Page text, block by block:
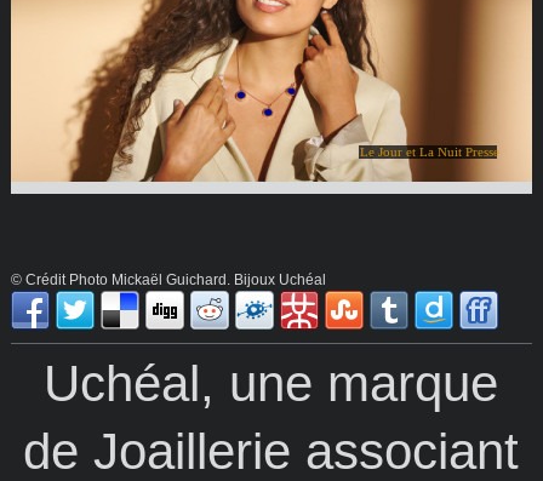
Le Jour et La Nuit Presse
© Crédit Photo Mickaël Guichard. Bijoux Uchéal
Uchéal, une marque
de Joaillerie associant